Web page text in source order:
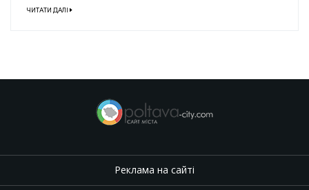
ЧИТАТИ ДАЛІ
Реклама на сайті